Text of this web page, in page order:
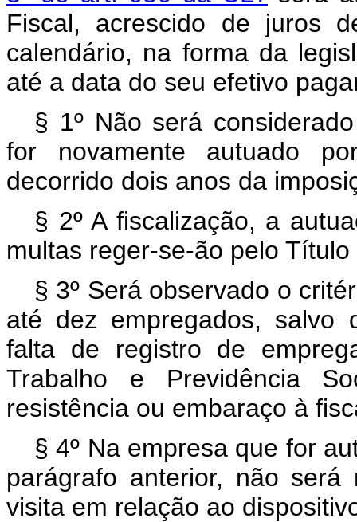
Fiscal, acrescido de juros
calendário, na forma da
até a data do seu efetivo
§ 1º Não será
for novamente autuado
decorrido dois anos da
§ 2º A fiscalização, a
multas reger-se-ão pelo Título
§ 3º Será observado o
até dez empregados, salvo
falta de registro de
Trabalho e Previdência
resistência ou embaraço à
§ 4º Na empresa que for
parágrafo anterior, não
visita em relação ao